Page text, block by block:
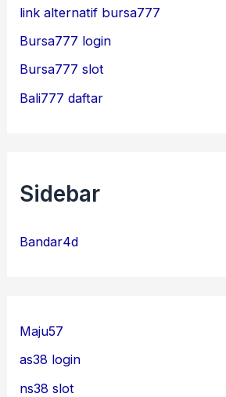
link alternatif bursa777
Bursa777 login
Bursa777 slot
Bali777 daftar
Sidebar
Bandar4d
Maju57
as38 login
ns38 slot